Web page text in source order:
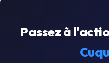
Passez à